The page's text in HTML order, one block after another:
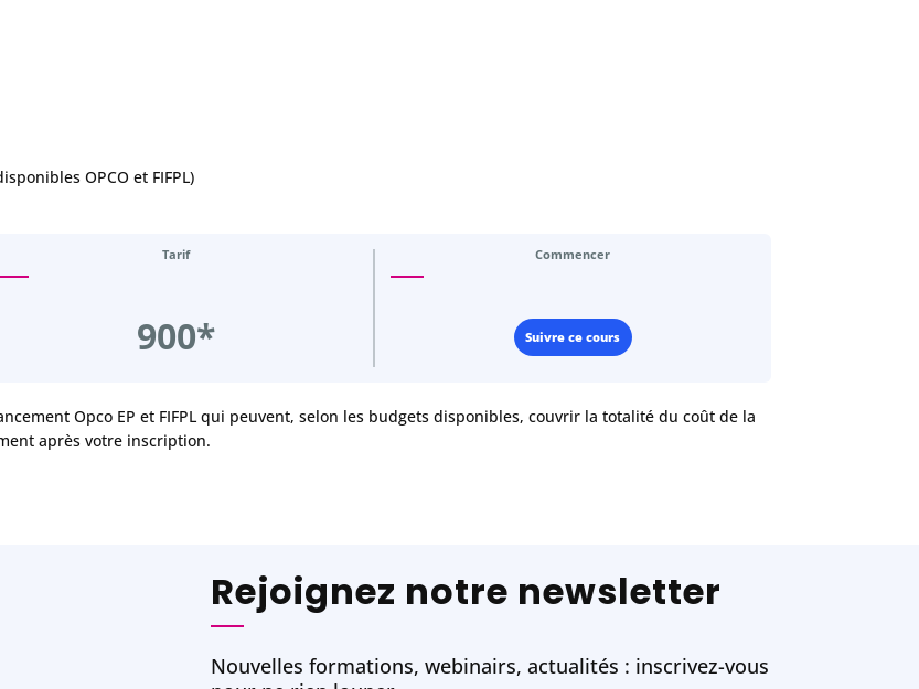
OPCO et FIFPL)
Tarif
900*
Commencer
Suivre ce cours
Opco EP et FIFPL qui peuvent, selon les budgets disponibles, couvrir la totalité du coût de la
après votre inscription.
Rejoignez notre newsletter
Nouvelles formations, webinairs, actualités : inscrivez-vous